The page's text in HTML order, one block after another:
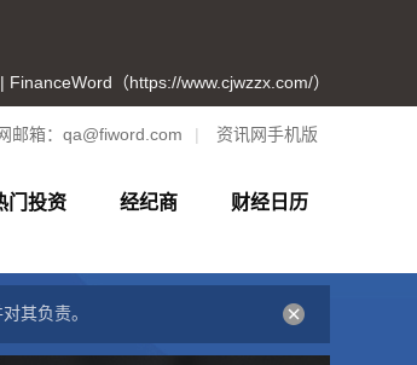
FinanceWord（https://www.cjwzzx.com/）
邮箱： qa@fiword.com | 资讯网手机版
门投资 经纪商 财经日历
其负责。